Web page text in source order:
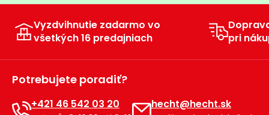
Vyzdvihnutie zadarmo vo
všetkých 16 predajniach
pri
Potrebujete poradiť?
+421 46 542 03 20 hecht@hecht.sk